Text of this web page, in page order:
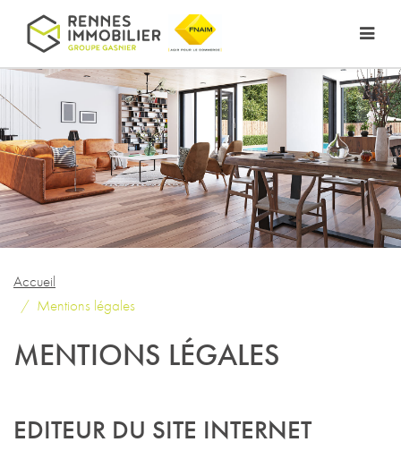
Accueil
Mentions légales
MENTIONS LÉGALES
EDITEUR DU SITE INTERNET